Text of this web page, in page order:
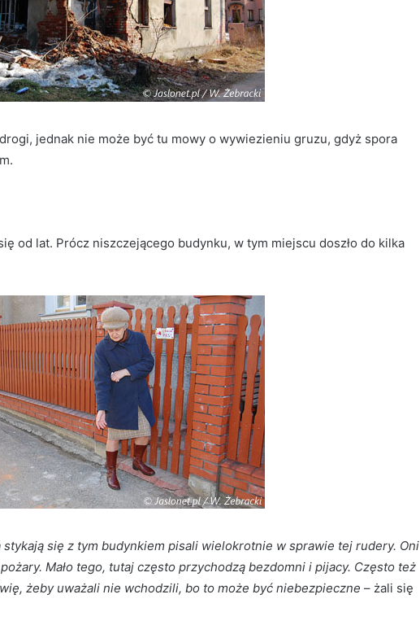
jednak nie może być tu mowy o wywiezieniu gruzu, gdyż spora
od lat. Prócz niszczejącego budynku, w tym miejscu doszło do kilka
się z tym budynkiem pisali wielokrotnie w sprawie tej rudery. Oni
Mało tego, tutaj często przychodzą bezdomni i pijacy. Często też
żeby uważali nie wchodzili, bo to może być niebezpieczne – żali się